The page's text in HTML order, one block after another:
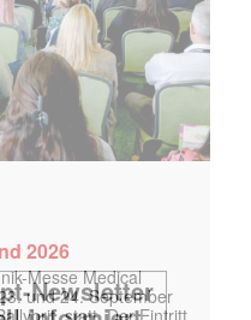
2026
Messe Medical
und 24. September